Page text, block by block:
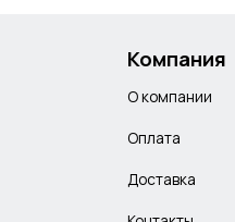
Компания
О компании
Оплата
Доставка